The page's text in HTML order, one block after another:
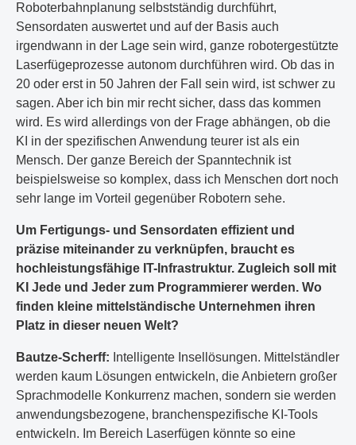
Roboterbahnplanung selbstständig durchführt,
Sensordaten auswertet und auf der Basis auch
irgendwann in der Lage sein wird, ganze robotergestützte
Laserfügeprozesse autonom durchführen wird. Ob das in
20 oder erst in 50 Jahren der Fall sein wird, ist schwer zu
sagen. Aber ich bin mir recht sicher, dass das kommen
wird. Es wird allerdings von der Frage abhängen, ob die
KI in der spezifischen Anwendung teurer ist als ein
Mensch. Der ganze Bereich der Spanntechnik ist
beispielsweise so komplex, dass ich Menschen dort noch
sehr lange im Vorteil gegenüber Robotern sehe.
Um Fertigungs- und Sensordaten effizient und
präzise miteinander zu verknüpfen, braucht es
hochleistungsfähige IT-Infrastruktur. Zugleich soll mit
KI Jede und Jeder zum Programmierer werden. Wo
finden kleine mittelständische Unternehmen ihren
Platz in dieser neuen Welt?
Bautze-Scherff: Intelligente Insellösungen. Mittelständler
werden kaum Lösungen entwickeln, die Anbietern großer
Sprachmodelle Konkurrenz machen, sondern sie werden
anwendungsbezogene, branchenspezifische KI-Tools
entwickeln. Im Bereich Laserfügen könnte so eine